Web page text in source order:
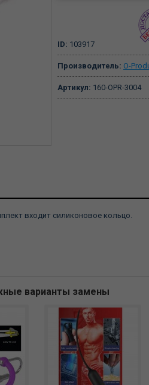
ID: 103917
Производитель: O-
Артикул: 160-OPR-3004
входит силиконовое кольцо.
варианты замены